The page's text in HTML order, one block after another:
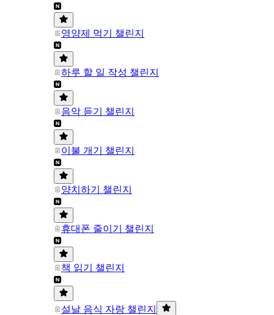
영양제 먹기 챌린지
하루 할 일 작성 챌린지
음악 듣기 챌린지
이불 개기 챌린지
양치하기 챌린지
휴대폰 줄이기 챌린지
책 읽기 챌린지
설날 음식 자랑 챌린지